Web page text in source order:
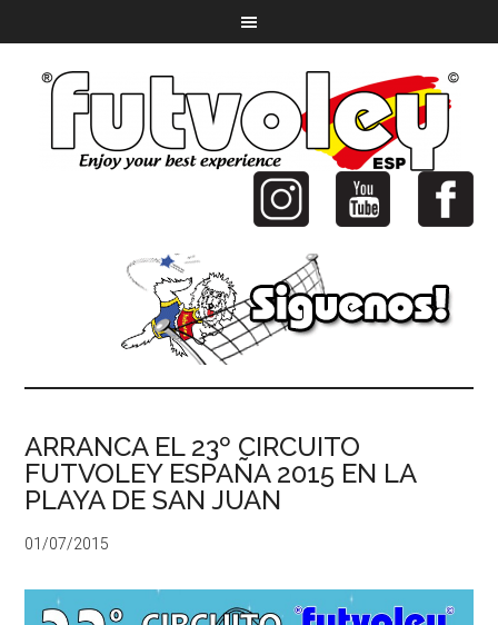
ARRANCA EL 23º CIRCUITO
FUTVOLEY ESPAÑA 2015 EN LA
PLAYA DE SAN JUAN
01/07/2015